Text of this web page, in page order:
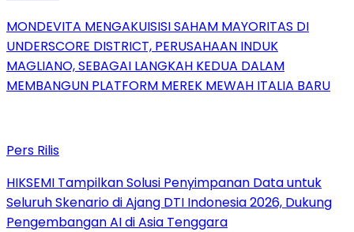
MONDEVITA MENGAKUISISI SAHAM MAYORITAS DI
UNDERSCORE DISTRICT, PERUSAHAAN INDUK
MAGLIANO, SEBAGAI LANGKAH KEDUA DALAM
MEMBANGUN PLATFORM MEREK MEWAH ITALIA BARU
Pers Rilis
HIKSEMI Tampilkan Solusi Penyimpanan Data untuk
Seluruh Skenario di Ajang DTI Indonesia 2026, Dukung
Pengembangan AI di Asia Tenggara